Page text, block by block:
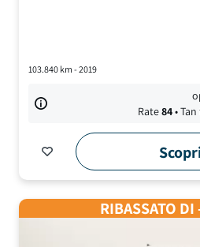
103.840km - 2019
Rate84•
RIBASSATO